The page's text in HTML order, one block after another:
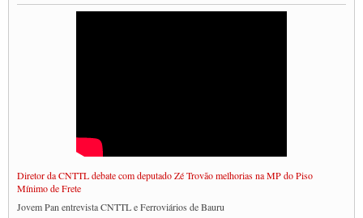
Diretor da CNTTL debate com deputado Zé Trovão melhorias na MP do Piso
Mínimo de Frete
Jovem Pan entrevista CNTTL e Ferroviários de Bauru